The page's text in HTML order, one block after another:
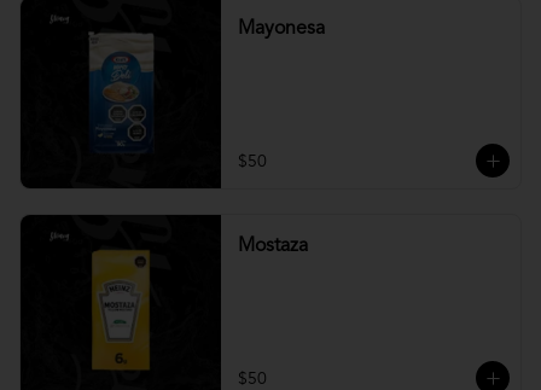
Mayonesa
$50
Mostaza
$50